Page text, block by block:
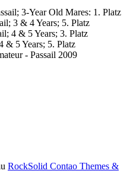
3-Year Old Mares: 1. Platz
3 & 4 Years; 5. Platz
4 & 5 Years; 3. Platz
& 5 Years; 5. Platz
- Passail 2009
RockSolid Contao Themes &